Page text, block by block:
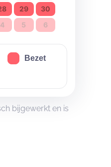
29
30
4 5 6
Bezet
bijgewerkt en is